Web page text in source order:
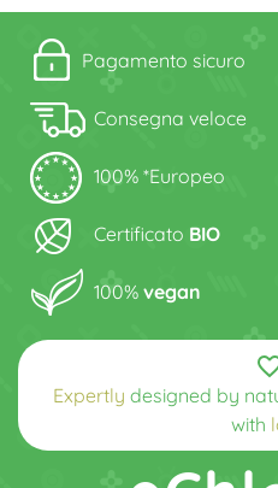
Pagamento sicuro
Consegna veloce
100% *Europeo
Certificato BIO
100% vegan
Expertly designed by
with